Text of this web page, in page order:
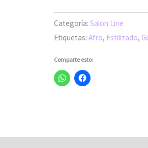
Categoría: Salon Line
Etiquetas: Afro, Estilizado,
Comparte esto: